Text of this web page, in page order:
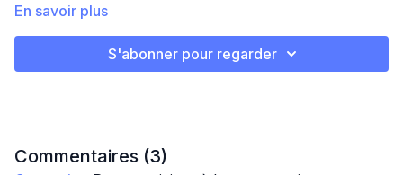
3 circuit de 4 min
En savoir plus
S'abonner pour regarder
Commentaires (3)